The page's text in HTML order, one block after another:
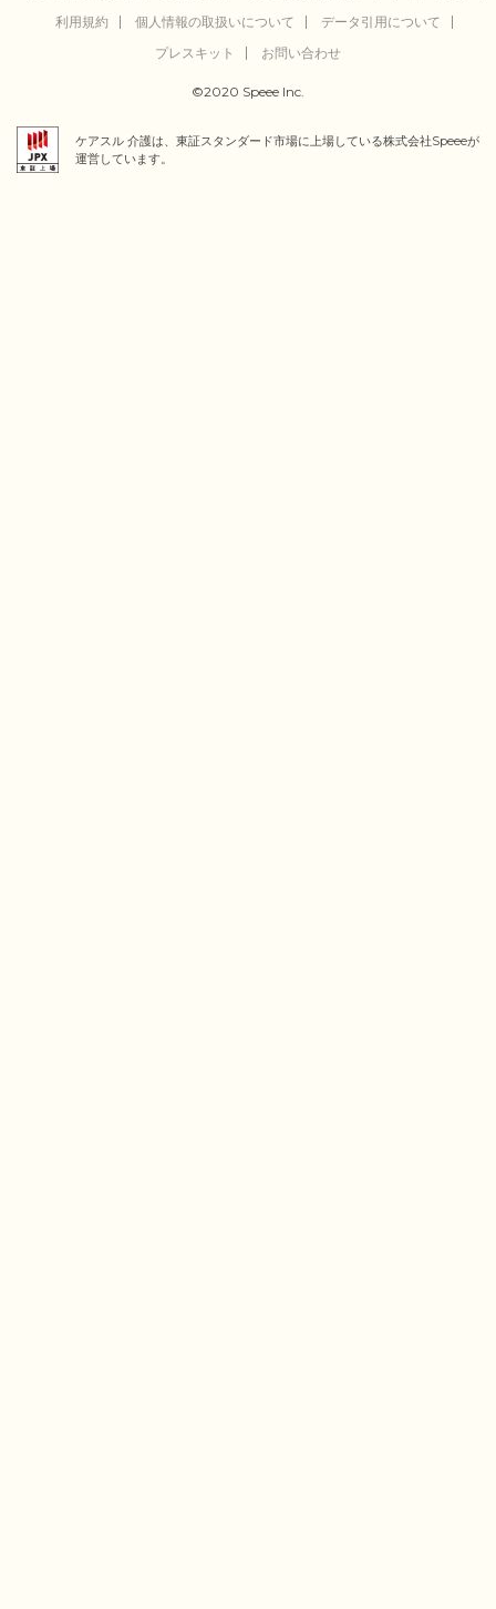
利用規約
個人情報の取扱いについて
データ引用について
プレスキット
お問い合わせ
©2020 Speee Inc.
ケアスル 介護は、東証スタンダード市場に上場している株式会社Speeeが
運営しています。